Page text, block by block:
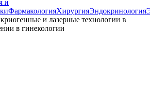
и
ФармакологияХирургияЭндокринология
и лазерные технологии в
в гинекологии